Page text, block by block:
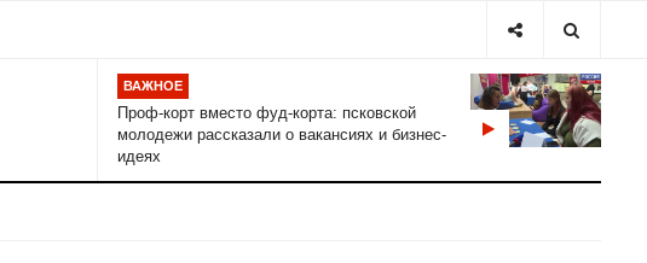
ВАЖНОЕ
Проф-корт вместо фуд-корта: псковской
молодежи рассказали о вакансиях и бизнес-
идеях